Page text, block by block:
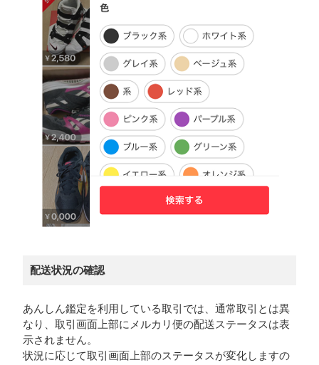
配送状況の確認
あんしん鑑定を利用している取引では、通常取引とは異
なり、取引画面上部にメルカリ便の配送ステータスは表
示されません。
状況に応じて取引画面上部のステータスが変化しますの